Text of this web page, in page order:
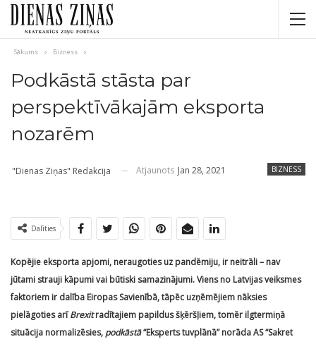
Sākums Bizness
Podkāstā stāsta par
perspektīvākajām eksporta
nozarēm
BIZNESS
"Dienas Ziņas" Redakcija Atjaunots Jan 28, 2021
Dalīties
Kopējie eksporta apjomi, neraugoties uz pandēmiju, ir neitrāli – nav
jūtami strauji kāpumi vai būtiski samazinājumi. Viens no Latvijas veiksmes
faktoriem ir dalība Eiropas Savienībā, tāpēc uzņēmējiem nāksies
pielāgoties arīBrexitradītajiem papildus šķēršļiem, tomēr ilgtermiņā
situācija normalizēsies, podkāstā“Eksperts tuvplānā” norāda AS “Sakret